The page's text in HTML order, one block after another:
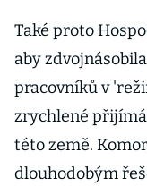
Také proto
aby
pracovníků v
zrychlené
této země.
dlouhodobým